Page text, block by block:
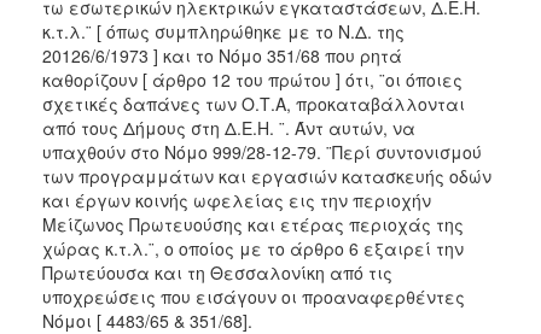
τω εσωτερικών ηλεκτρικών εγκαταστάσεων, Δ.Ε.Η.
κ.τ.λ.¨ [ όπως συμπληρώθηκε με το Ν.Δ. της
20126/6/1973 ] και το Νόμο 351/68 που ρητά
καθορίζουν [ άρθρο 12 του πρώτου ] ότι, ¨οι όποιες
σχετικές δαπάνες των Ο.Τ.Α, προκαταβάλλονται
από τους Δήμους στη Δ.Ε.Η. ¨. Άντ αυτών, να
υπαχθούν στο Νόμο 999/28-12-79. ¨Περί συντονισμού
των προγραμμάτων και εργασιών κατασκευής οδών
και έργων κοινής ωφελείας εις την περιοχήν
Μείζωνος Πρωτευούσης και ετέρας περιοχάς της
χώρας κ.τ.λ.¨, ο οποίος με το άρθρο 6 εξαιρεί την
Πρωτεύουσα και τη Θεσσαλονίκη από τις
υποχρεώσεις που εισάγουν οι προαναφερθέντες
Νόμοι [ 4483/65 & 351/68].